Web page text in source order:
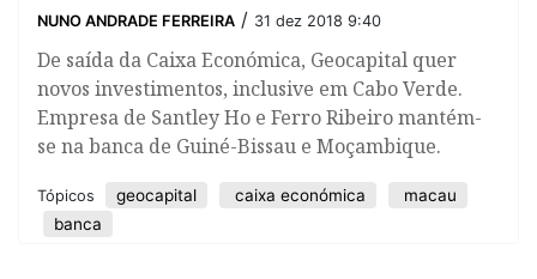
NUNO ANDRADE FERREIRA / 31 dez 2018 9:40
De saída da Caixa Económica, Geocapital quer
novos investimentos, inclusive em Cabo Verde.
Empresa de Santley Ho e Ferro Ribeiro mantém-
se na banca de Guiné-Bissau e Moçambique.
Tópicos geocapital caixa económica
macau
banca